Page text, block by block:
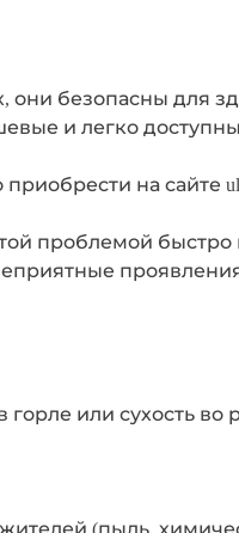
безопасны для
и легко
на сайте
проблемой
или сухость во
(пыль,